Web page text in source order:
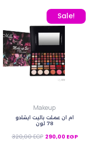
EGP.
price is: 1.790,00 EGP.Sale!
Makeup
ام ان عملت باليت ايشادو
78 لون
320,00EGP
Original price was:
290,00 EGP
Current